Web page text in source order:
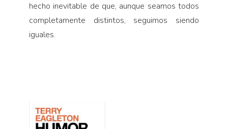
hecho inevitable de que, aunque seamos todos
completamente distintos, seguimos siendo
iguales.